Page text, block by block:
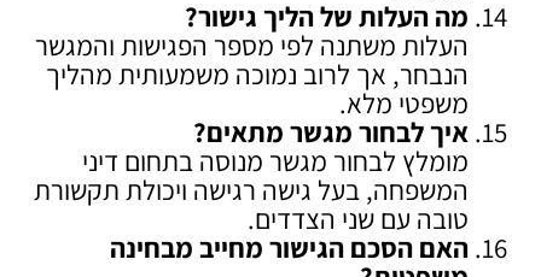
מה העלות של הליך גישור?
העלות משתנה לפי מספר הפגישות והמגשר
הנבחר, אך לרוב נמוכה משמעותית מהליך
משפטי מלא.
איך לבחור מגשר מתאים?
מומלץ לבחור מגשר מנוסה בתחום דיני
המשפחה, בעל גישה רגישה ויכולת תקשורת
טובה עם שני הצדדים.
האם הסכם הגישור מחייב מבחינה